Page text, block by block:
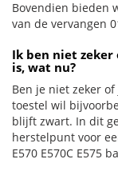
Bovendien bieden
van de vervangen
Ik ben niet
is, wat nu?
Ben je niet zeker of
toestel wil
blijft zwart. In dit
herstelpunt voor
E570 E570C E575